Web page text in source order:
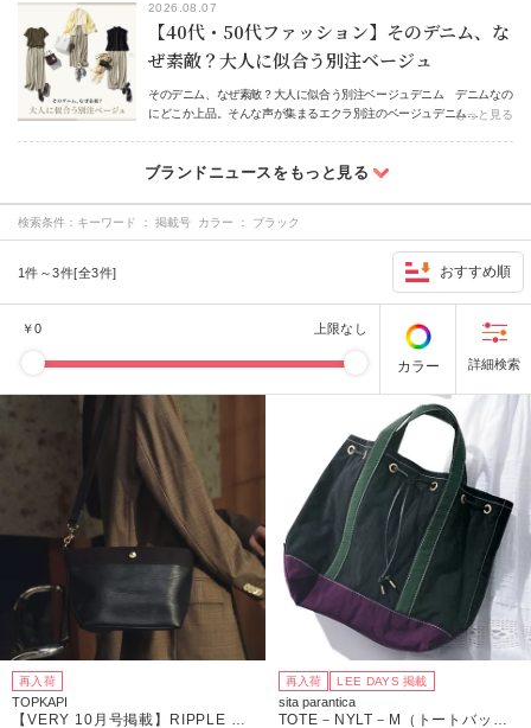
2026.08.07
【40代・50代ファッション】そのデニム、な
ぜ素敵？大人に似合う別注ベージュ
そのデニム、なぜ素敵？大人に似合う別注ベージュデニム デニムなの
にどこか上品。そんな声が集まるエクラ別注のベージュデニム…もっと見る
検索条件： キーワード ： 掲載号 カラー ： ブラック
1件～3件[全3件] おすすめ順
￥0 上限なし
カラー
再入荷
TOPKAPI
再入荷 LEE DAYS 掲載
sita parantica